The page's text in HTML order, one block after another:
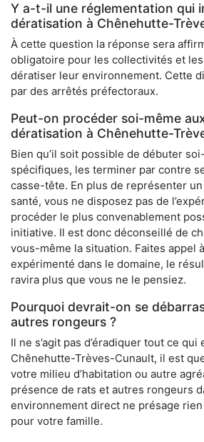
Y a-t-il une réglementation qui
dératisation à Chênehutte-
À cette question la réponse sera
obligatoire pour les collectivités et
dératiser leur environnement. Cette
par des arrêtés préfectoraux.
Peut-on procéder soi-même
dératisation à Chênehutte-
Bien qu’il soit possible de débuter
spécifiques, les terminer par contre
casse-tête. En plus de représenter
santé, vous ne disposez pas de
procéder le plus convenablement
initiative. Il est donc déconseillé de
vous-même la situation. Faites appel
expérimenté dans le domaine, le
ravira plus que vous ne le pensiez.
Pourquoi devrait-on se
autres rongeurs ?
Il ne s’agit pas d’éradiquer tout ce
Chênehutte-Trèves-Cunault, il est
votre milieu d’habitation ou autre
présence de rats et autres rongeurs
environnement direct ne présage
pour votre famille.